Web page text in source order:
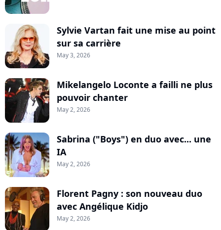
Sylvie Vartan fait une mise au point
sur sa carrière
May 3, 2026
Mikelangelo Loconte a failli ne plus
pouvoir chanter
May 2, 2026
Sabrina ("Boys") en duo avec... une
IA
May 2, 2026
Florent Pagny : son nouveau duo
avec Angélique Kidjo
May 2, 2026